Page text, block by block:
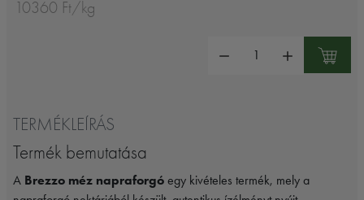
10360 Ft/kg
TERMÉKLEÍRÁS
Termék bemutatása
A Brezzo méz napraforgó egy kivételes termék, mely a